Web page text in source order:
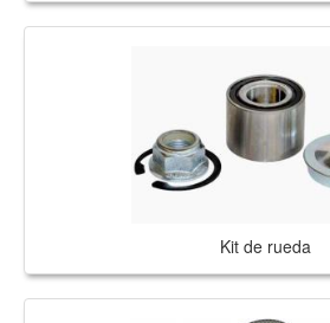
Kit de rueda